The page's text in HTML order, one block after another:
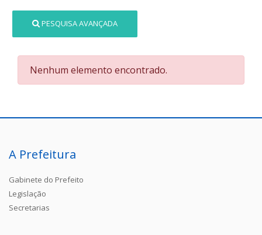
PESQUISA AVANÇADA
Nenhum elemento encontrado.
A Prefeitura
Gabinete do Prefeito
Legislação
Secretarias